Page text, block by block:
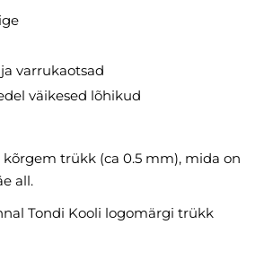
varrukaotsad
väikesed lõhikud
trükk (ca 0.5 mm), mida on
all.
Tondi Kooli logomärgi trükk